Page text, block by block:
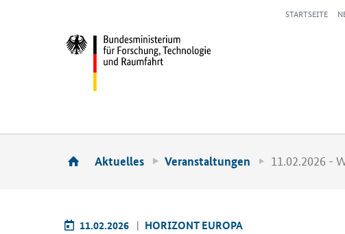
STARTSEITE
Aktuelles Veranstaltungen 11.02.2026 -
11.02.2026 HO­RI­ZONT EU­RO­PA